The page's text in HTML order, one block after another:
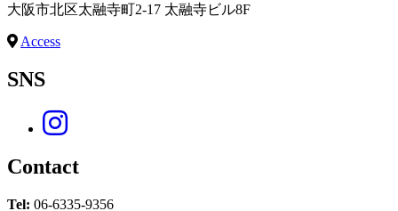
大阪市北区太融寺町2-17 太融寺ビル8F
Access
SNS
Contact
Tel: 06-6335-9356